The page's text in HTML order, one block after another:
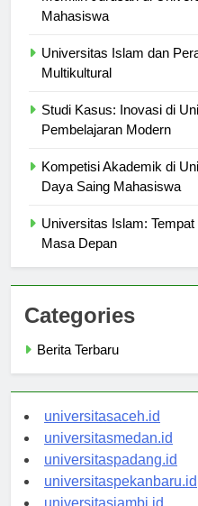
Memilih Jurusan di
Universitas Islam dan
Studi Kasus: Inovasi di
Kompetisi Akademik di
Universitas Islam: Tempat
Categories
universitasaceh.id
universitasmedan.id
universitaspadang.id
universitaspekanbaru.id